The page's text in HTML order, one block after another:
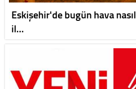
Eskişehir'de bugün hava
il…